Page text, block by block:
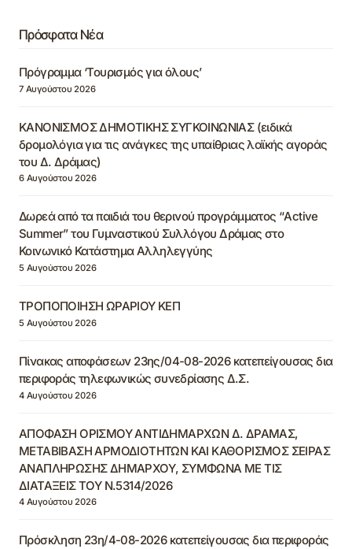
Πρόσφατα Νέα
Πρόγραμμα ‘Τουρισμός για όλους’
7 Αυγούστου 2026
ΚΑΝΟΝΙΣΜΟΣ ΔΗΜΟΤΙΚΗΣ ΣΥΓΚΟΙΝΩΝΙΑΣ (ειδικά
δρομολόγια για τις ανάγκες της υπαίθριας λαϊκής αγοράς
του Δ. Δράμας)
6 Αυγούστου 2026
Δωρεά από τα παιδιά του θερινού προγράμματος “Active
Summer” του Γυμναστικού Συλλόγου Δράμας στο
Κοινωνικό Κατάστημα Αλληλεγγύης
5 Αυγούστου 2026
ΤΡΟΠΟΠΟΙΗΣΗ ΩΡΑΡΙΟΥ ΚΕΠ
5 Αυγούστου 2026
Πίνακας αποφάσεων 23ης/04-08-2026 κατεπείγουσας δια
περιφοράς τηλεφωνικώς συνεδρίασης Δ.Σ.
4 Αυγούστου 2026
ΑΠΟΦΑΣΗ ΟΡΙΣΜΟΥ ΑΝΤΙΔΗΜΑΡΧΩΝ Δ. ΔΡΑΜΑΣ,
ΜΕΤΑΒΙΒΑΣΗ ΑΡΜΟΔΙΟΤΗΤΩΝ ΚΑΙ ΚΑΘΟΡΙΣΜΟΣ ΣΕΙΡΑΣ
ΑΝΑΠΛΗΡΩΣΗΣ ΔΗΜΑΡΧΟΥ, ΣΥΜΦΩΝΑ ΜΕ ΤΙΣ
ΔΙΑΤΑΞΕΙΣ ΤΟΥ Ν.5314/2026
4 Αυγούστου 2026
Πρόσκληση 23η/4-08-2026 κατεπείγουσας δια περιφοράς